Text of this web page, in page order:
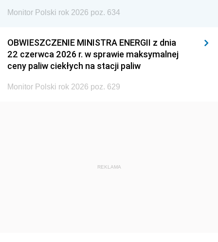
1939 1938
Monitor Polski rok 2026 poz. 634
OBWIESZCZENIE MINISTRA ENERGII z dnia
22 czerwca 2026 r. w sprawie maksymalnej
ceny paliw ciekłych na stacji paliw
Monitor Polski rok 2026 poz. 629
REKLAMA